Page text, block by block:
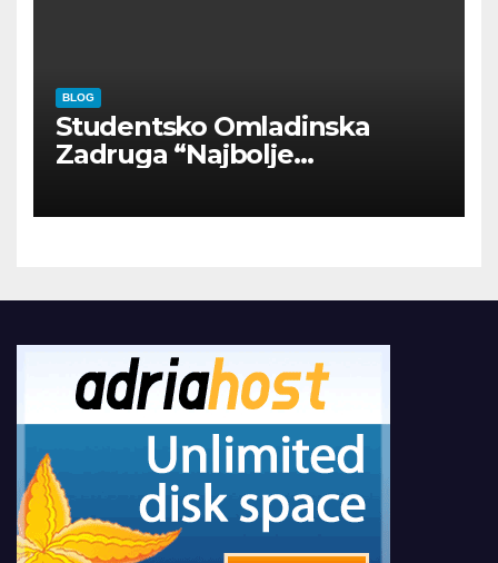
BLOG
Studentsko Omladinska
Zadruga “Najbolje